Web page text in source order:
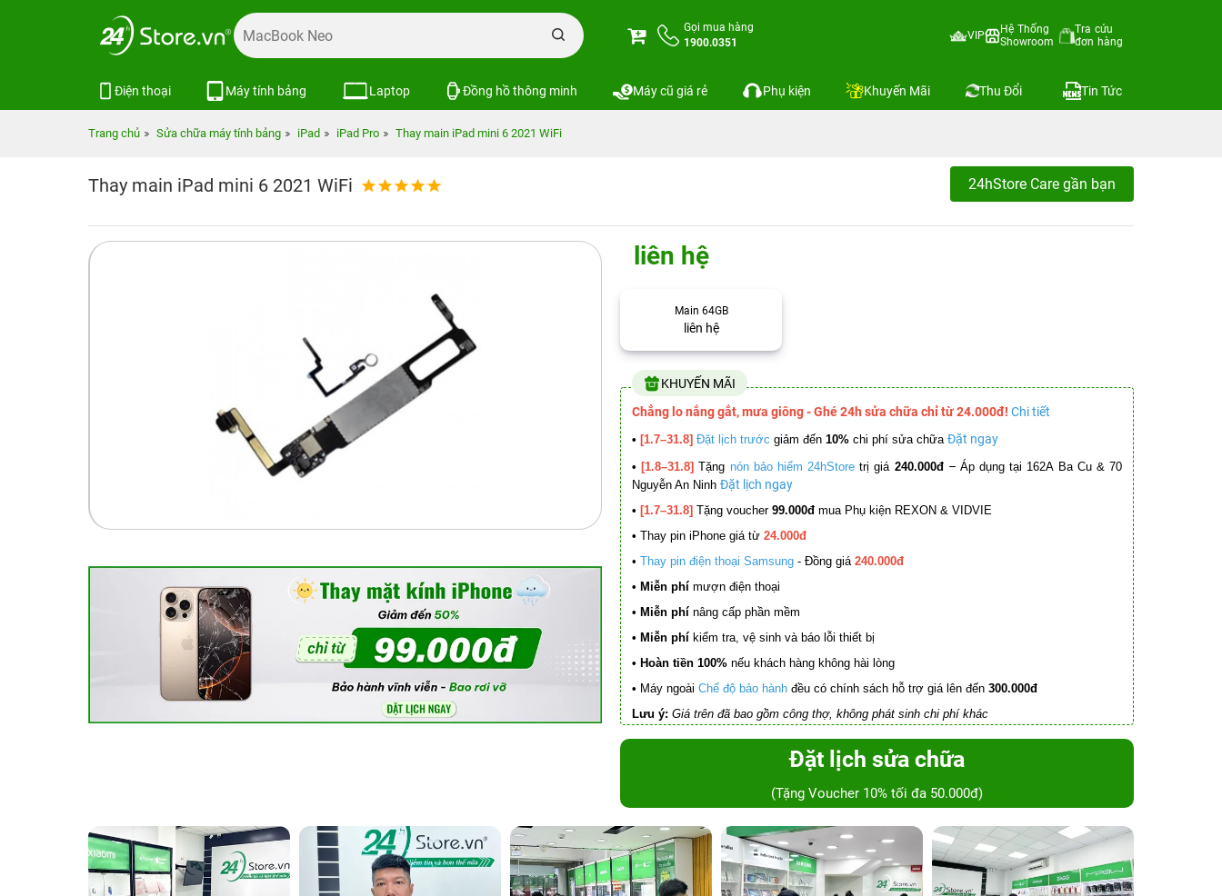
Gọi mua hàng
1900.0351
VIP
Hệ Thống
Showroom
Tra cứu
đơn hàng
Điện thoại Máy tính bảng Laptop Đồng hồ thông minh Máy cũ giá rẻ Phụ kiện Khuyến Mãi Thu Đổi Tin Tức
Trang chủ Sửa chữa máy tính bảng iPad iPad Pro Thay main iPad mini 6 2021 WiFi
Thay main iPad mini 6 2021 WiFi 24hStore Care gần bạn
liên hệ
Main 64GB
liên hệ
KHUYẾN MÃI
Chẳng lo nắng gắt, mưa giông - Ghé 24h sửa chữa chỉ từ 24.000đ! Chi tiết
• [1.7–31.8] Đặt lịch trước giảm đến 10% chi phí sửa chữa Đặt ngay
• [1.8–31.8] Tặng nón bảo hiểm 24hStore trị giá 240.000đ – Áp dụng tại 162A Ba Cu & 70
Nguyễn An Ninh Đặt lịch ngay
• [1.7–31.8] Tặng voucher 99.000đ mua Phụ kiện REXON & VIDVIE
• Thay pin iPhone giá từ 24.000đ
• Thay pin điện thoại Samsung - Đồng giá 240.000đ
• Miễn phí mượn điện thoại
• Miễn phí nâng cấp phần mềm
• Miễn phí kiểm tra, vệ sinh và báo lỗi thiết bị
• Hoàn tiền 100% nếu khách hàng không hài lòng
• Máy ngoài Chế độ bảo hành đều có chính sách hỗ trợ giá lên đến 300.000đ
Lưu ý: Giá trên đã bao gồm công thợ, không phát sinh chi phí khác
Đặt lịch sửa chữa
(Tặng Voucher 10% tối đa 50.000đ)